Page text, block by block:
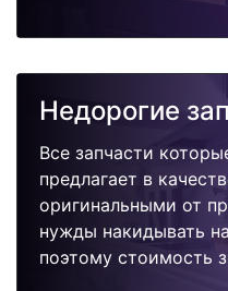
Недорогие
Все запчасти
предлагает в
оригинальными от
нужды накидывать
поэтому стоимость